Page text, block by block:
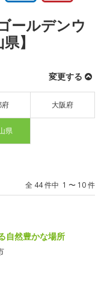
ールデンウ
】
変更する
府 大阪府
県
全 44 件中 1 〜 10 件
自然豊かな場所